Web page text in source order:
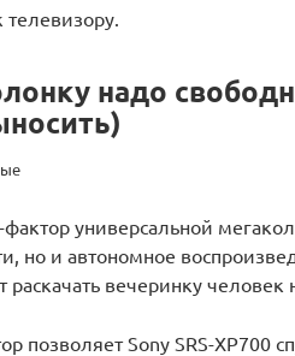
надо
универсальной
но и автономное
вечеринку человек
позволяет Sony SRS-XP700